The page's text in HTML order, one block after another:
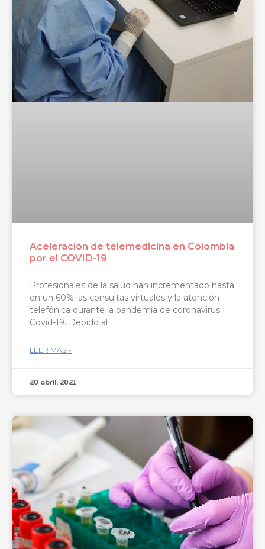
Aceleración de telemedicina en Colombia
por el COVID-19
Profesionales de la salud han incrementado hasta
en un 60% las consultas virtuales y la atención
telefónica durante la pandemia de coronavirus
Covid-19. Debido al
LEER MÁS »
20 abril, 2021